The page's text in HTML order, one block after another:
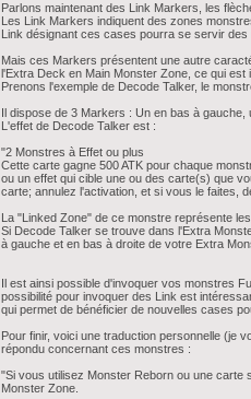
Parlons maintenant des Link Markers, les
Les Link Markers indiquent des zones
Link désignant ces cases pourra se servir
Mais ces Markers présentent une autre
l'Extra Deck en Main Monster Zone, ce qui est
Prenons l'exemple de Decode Talker, le
Il dispose de 3 Markers : Un en bas à gauche,
L'effet de Decode Talker est :
"2 Monstres à Effet ou plus
Cette carte gagne 500 ATK pour chaque
ou un effet qui cible une ou des carte(s) que
carte; annulez l'activation, et si vous le faites,
La "Linked Zone" de ce monstre représente
Si Decode Talker se trouve dans l'Extra
à gauche et en bas à droite de votre Extra
Il est ainsi possible d'invoquer vos monstres
possibilité pour invoquer des Link est
qui permet de bénéficier de nouvelles cases
Pour finir, voici une traduction personnelle (je
répondu concernant ces monstres :
"Si vous utilisez Monster Reborn ou une carte
Monster Zone.